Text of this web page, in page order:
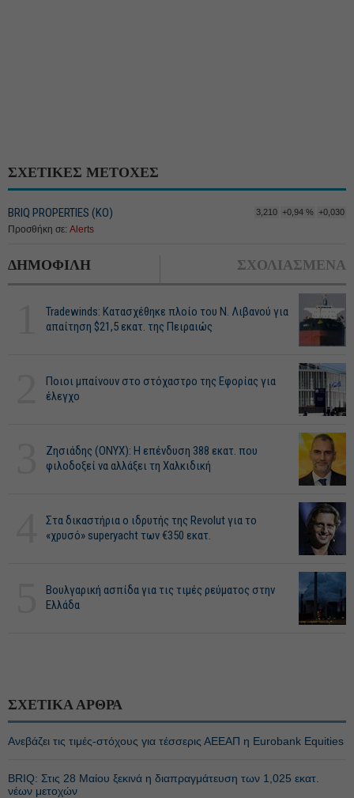
ΣΧΕΤΙΚΕΣ ΜΕΤΟΧΕΣ
BRIQ PROPERTIES (ΚΟ) 3,210 +0,94 % +0,030
Προσθήκη σε: Alerts
ΔΗΜΟΦΙΛΗ ΣΧΟΛΙΑΣΜΕΝΑ
Tradewinds: Κατασχέθηκε πλοίο του Ν. Λιβανού για
απαίτηση $21,5 εκατ. της Πειραιώς
Ποιοι μπαίνουν στο στόχαστρο της Εφορίας για
έλεγχο
Ζησιάδης (ONYX): Η επένδυση 388 εκατ. που
φιλοδοξεί να αλλάξει τη Χαλκιδική
Στα δικαστήρια ο ιδρυτής της Revolut για το
«χρυσό» superyacht των €350 εκατ.
Βουλγαρική ασπίδα για τις τιμές ρεύματος στην
Ελλάδα
ΣΧΕΤΙΚΑ ΑΡΘΡΑ
Ανεβάζει τις τιμές-στόχους για τέσσερις ΑΕΕΑΠ η Eurobank Equities
BRIQ: Στις 28 Μαίου ξεκινά η διαπραγμάτευση των 1,025 εκατ.
νέων μετοχών